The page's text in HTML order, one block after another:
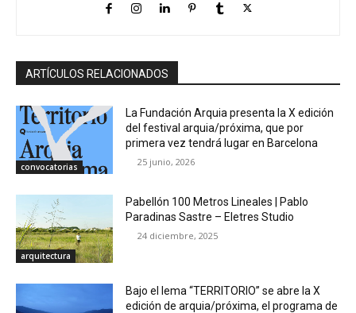
ARTÍCULOS RELACIONADOS
convocatorias
La Fundación Arquia presenta la X edición
del festival arquia/próxima, que por
primera vez tendrá lugar en Barcelona
25 junio, 2026
arquitectura
Pabellón 100 Metros Lineales | Pablo
Paradinas Sastre – Eletres Studio
24 diciembre, 2025
Bajo el lema “TERRITORIO” se abre la X
edición de arquia/próxima, el programa de